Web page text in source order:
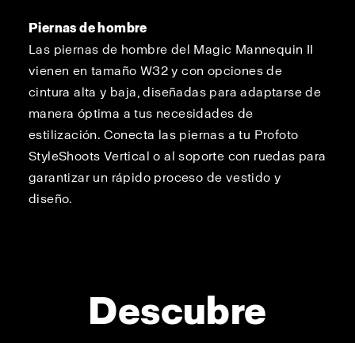
Piernas de hombre
Las piernas de hombre del Magic Mannequin II
vienen en tamaño W32 y con opciones de
cintura alta y baja, diseñadas para adaptarse de
manera óptima a tus necesidades de
estilización. Conecta las piernas a tu Profoto
StyleShoots Vertical o al soporte con ruedas para
garantizar un rápido proceso de vestido y
diseño.
Descubre